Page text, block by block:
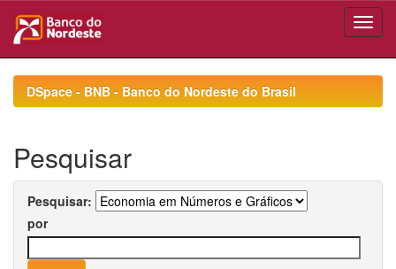
navigationDSpace - BNB - Banco do Nordeste do Brasil
Pesquisar
Pesquisar:
por